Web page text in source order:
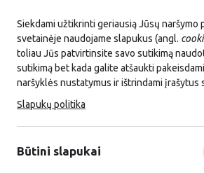
Siekdami užtikrinti geriausią Jūsų naršymo
svetainėje naudojame slapukus (angl.
toliau Jūs patvirtinsite savo sutikimą
sutikimą bet kada galite atšaukti
naršyklės nustatymus ir ištrindami įrašytus
Slapukų politika
Būtini slapukai
LKT VEIKLA LKT